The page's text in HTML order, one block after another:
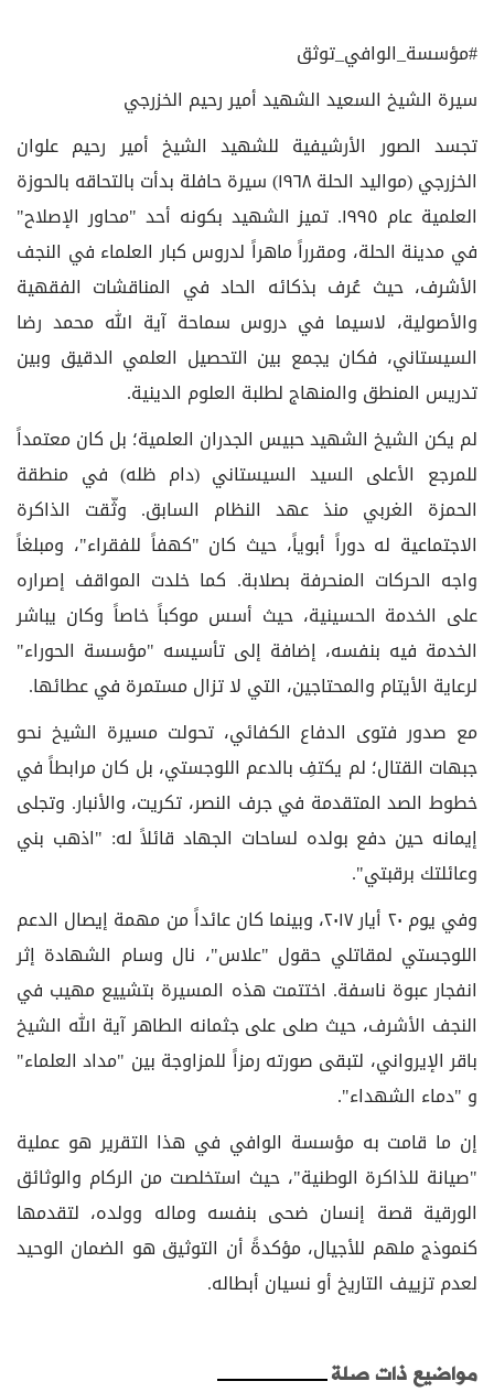
#مؤسسة_الوافي_توثق
سيرة الشيخ السعيد الشهيد أمير رحيم الخزرجي
تجسد الصور الأرشيفية للشهيد الشيخ أمير رحيم علوان
الخزرجي (مواليد الحلة ١٩٦٨) سيرة حافلة بدأت بالتحاقه بالحوزة
العلمية عام ١٩٩٥. تميز الشهيد بكونه أحد "محاور الإصلاح"
في مدينة الحلة، ومقرراً ماهراً لدروس كبار العلماء في النجف
الأشرف، حيث عُرف بذكائه الحاد في المناقشات الفقهية
والأصولية، لاسيما في دروس سماحة آية الله محمد رضا
السيستاني، فكان يجمع بين التحصيل العلمي الدقيق وبين
تدريس المنطق والمنهاج لطلبة العلوم الدينية.
لم يكن الشيخ الشهيد حبيس الجدران العلمية؛ بل كان معتمداً
للمرجع الأعلى السيد السيستاني (دام ظله) في منطقة
الحمزة الغربي منذ عهد النظام السابق. وثّقت الذاكرة
الاجتماعية له دوراً أبوياً، حيث كان "كهفاً للفقراء"، ومبلغاً
واجه الحركات المنحرفة بصلابة. كما خلدت المواقف إصراره
على الخدمة الحسينية، حيث أسس موكباً خاصاً وكان يباشر
الخدمة فيه بنفسه، إضافة إلى تأسيسه "مؤسسة الحوراء"
لرعاية الأيتام والمحتاجين، التي لا تزال مستمرة في عطائها.
مع صدور فتوى الدفاع الكفائي، تحولت مسيرة الشيخ نحو
جبهات القتال؛ لم يكتفِ بالدعم اللوجستي، بل كان مرابطاً في
خطوط الصد المتقدمة في جرف النصر، تكريت، والأنبار. وتجلى
إيمانه حين دفع بولده لساحات الجهاد قائلاً له: "اذهب بني
وعائلتك برقبتي".
وفي يوم ٢٠ أيار ٢٠١٧، وبينما كان عائداً من مهمة إيصال الدعم
اللوجستي لمقاتلي حقول "علاس"، نال وسام الشهادة إثر
انفجار عبوة ناسفة. اختتمت هذه المسيرة بتشييع مهيب في
النجف الأشرف، حيث صلى على جثمانه الطاهر آية الله الشيخ
باقر الإيرواني، لتبقى صورته رمزاً للمزاوجة بين "مداد العلماء"
و "دماء الشهداء".
إن ما قامت به مؤسسة الوافي في هذا التقرير هو عملية
"صيانة للذاكرة الوطنية"، حيث استخلصت من الركام والوثائق
الورقية قصة إنسان ضحى بنفسه وماله وولده، لتقدمها
كنموذج ملهم للأجيال، مؤكدةً أن التوثيق هو الضمان الوحيد
لعدم تزييف التاريخ أو نسيان أبطاله.
مواضيع ذات صلة